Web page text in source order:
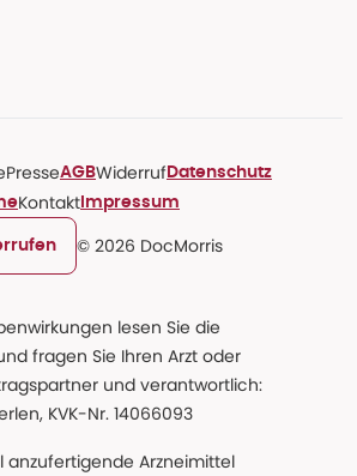
PresseAGBWiderruf Datenschutz
Kontakt Impressum
© 2026 DocMorris
lesen Sie die
fragen Sie Ihren Arzt oder
und verantwortlich:
KVK-Nr. 14066093
anzufertigende Arzneimittel